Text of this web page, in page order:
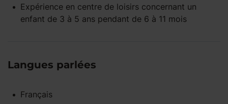
Expérience en centre de loisirs concernant un
enfant de 3 à 5 ans pendant de 6 à 11 mois
Langues parlées
Français